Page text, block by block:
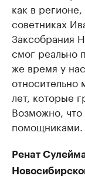
как в
советниках
Заксобрания
смог реально
же время у
лет, которые
Возможно,
помощниками.
Ренат